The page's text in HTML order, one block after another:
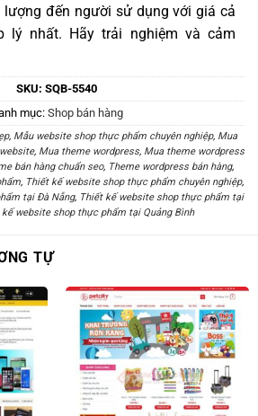
đến người sử dụng với giá cả
lý nhất. Hãy trải nghiệm và cảm
SKU: SQB-5540
mục:Shop bán hàng
, Mẫu website shop thực phẩm chuyên nghiệp, Mua
, Mua theme wordpress, Mua theme wordpress
bán hàng chuẩn seo, Theme wordpress bán hàng,
, Thiết kế website shop thực phẩm chuyên nghiệp,
tại Đà Nẵng, Thiết kế website shop thực phẩm tại
kế website shop thực phẩm tại Quảng Bình
TỰ